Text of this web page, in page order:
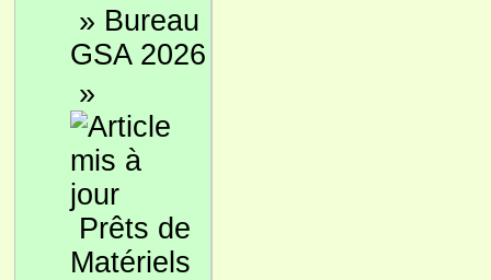
» Bureau
GSA 2026
»
Prêts de
Matériels